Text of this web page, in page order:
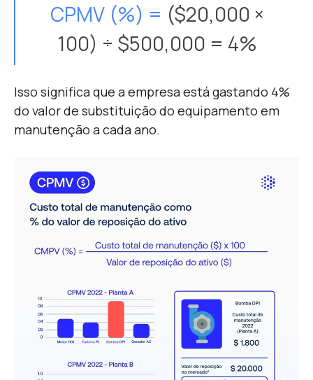
CPMV (%) = ($20,000 ×
100) ÷ $500,000 = 4%
Isso significa que a empresa está gastando 4%
do valor de substituição do equipamento em
manutenção a cada ano.